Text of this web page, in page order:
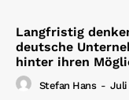
Langfristig
deutsche
hinter ihren
Stefan Hans - Juli